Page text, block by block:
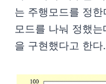
는 주행모드를 정
모드를 나눠 정했
을 구현했다고 한다.